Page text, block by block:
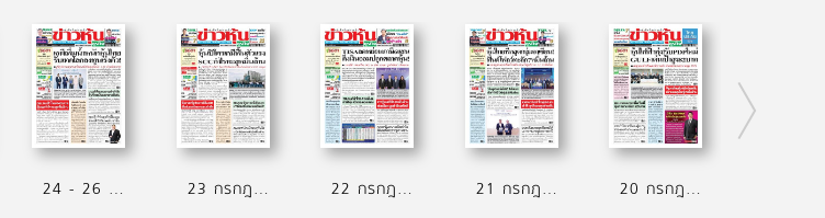
24 - 26 กรกฎาคม 2569 23 กรกฎาคม 2569 22 กรกฎาคม 2569 21 กรกฎาคม 2569 20 กรกฎาคม 2569